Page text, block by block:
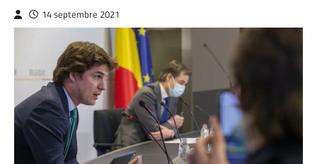
14 septembre 2021